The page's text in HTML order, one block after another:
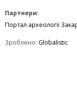
Партнери:
Портал археології
Зроблено: Globalistic